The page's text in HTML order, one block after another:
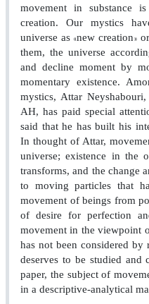
movement in substance
creation. Our mystics
universe as »new creation«or
them, the universe
and decline moment by
momentary existence.
mystics, Attar
AH, has paid special
said that he has built his
In thought of Attar,
universe; existence in the
transforms, and the change
to moving particles that
movement of beings from
of desire for perfection
movement in the viewpoint
has not been considered
deserves to be studied and
paper, the subject of
in a descriptive-analytical